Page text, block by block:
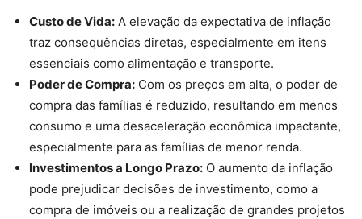
Custo de Vida: A elevação da expectativa de inflação
traz consequências diretas, especialmente em itens
essenciais como alimentação e transporte.
Poder de Compra: Com os preços em alta, o poder de
compra das famílias é reduzido, resultando em menos
consumo e uma desaceleração econômica impactante,
especialmente para as famílias de menor renda.
Investimentos a Longo Prazo: O aumento da inflação
pode prejudicar decisões de investimento, como a
compra de imóveis ou a realização de grandes projetos